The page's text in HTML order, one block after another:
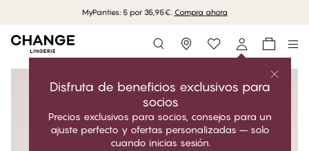
MyPanties: 5 por 35,95€. Compra ahora
Storefinder
Disfruta de beneficios exclusivos para
socios
Precios exclusivos para socios, consejos para un
ajuste perfecto y ofertas personalizadas – solo
cuando inicias sesión.